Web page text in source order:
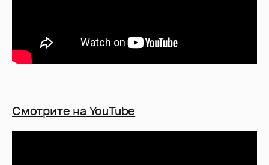
Смотрите на YouTube